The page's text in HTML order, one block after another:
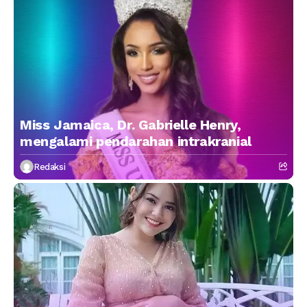
Miss Jamaica, Dr. Gabrielle Henry,
mengalami pendarahan intrakranial
Redaksi